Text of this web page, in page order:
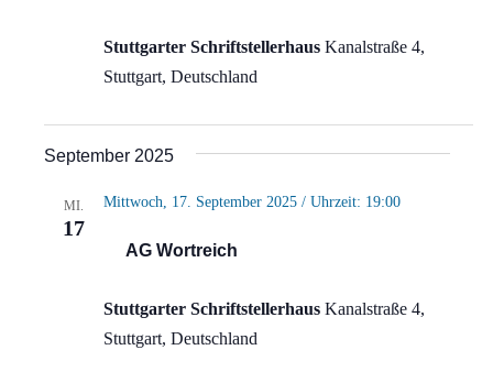
Stuttgarter Schriftstellerhaus Kanalstraße 4,
Stuttgart, Deutschland
September 2025
MI.
17
AG Wortreich
Mittwoch, 17. September 2025 / Uhrzeit: 19:00
Stuttgarter Schriftstellerhaus Kanalstraße 4,
Stuttgart, Deutschland